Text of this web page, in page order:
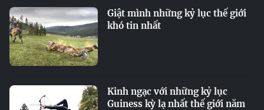
Giật mình những kỷ lục thế giới
khó tin nhất
Kinh ngạc với những kỷ lục
Guiness kỳ lạ nhất thế giới năm